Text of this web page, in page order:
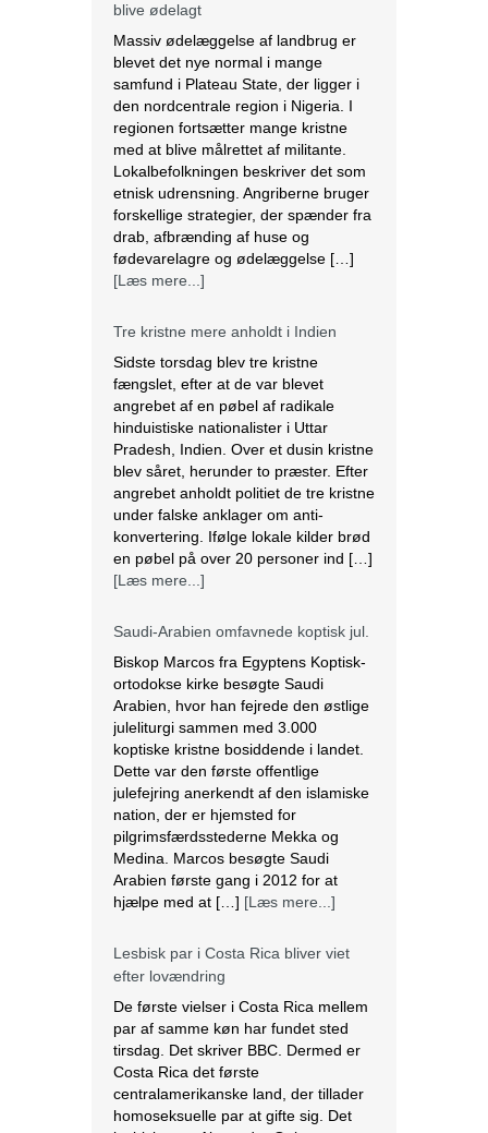
blive ødelagt
Massiv ødelæggelse af landbrug er
blevet det nye normal i mange
samfund i Plateau State, der ligger i
den nordcentrale region i Nigeria. I
regionen fortsætter mange kristne
med at blive målrettet af militante.
Lokalbefolkningen beskriver det som
etnisk udrensning. Angriberne bruger
forskellige strategier, der spænder fra
drab, afbrænding af huse og
fødevarelagre og ødelæggelse […]
[Læs mere...]
Tre kristne mere anholdt i Indien
Sidste torsdag blev tre kristne
fængslet, efter at de var blevet
angrebet af en pøbel af radikale
hinduistiske nationalister i Uttar
Pradesh, Indien. Over et dusin kristne
blev såret, herunder to præster. Efter
angrebet anholdt politiet de tre kristne
under falske anklager om anti-
konvertering. Ifølge lokale kilder brød
en pøbel på over 20 personer ind […]
[Læs mere...]
Saudi-Arabien omfavnede koptisk jul.
Biskop Marcos fra Egyptens Koptisk-
ortodokse kirke besøgte Saudi
Arabien, hvor han fejrede den østlige
juleliturgi sammen med 3.000
koptiske kristne bosiddende i landet.
Dette var den første offentlige
julefejring anerkendt af den islamiske
nation, der er hjemsted for
pilgrimsfærdsstederne Mekka og
Medina. Marcos besøgte Saudi
Arabien første gang i 2012 for at
hjælpe med at […] [Læs mere...]
Lesbisk par i Costa Rica bliver viet
efter lovændring
De første vielser i Costa Rica mellem
par af samme køn har fundet sted
tirsdag. Det skriver BBC. Dermed er
Costa Rica det første
centralamerikanske land, der tillader
homoseksuelle par at gifte sig. Det